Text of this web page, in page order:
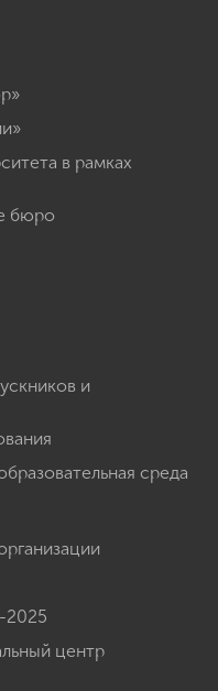
в рамках
бюро
и
среда
2025
центр